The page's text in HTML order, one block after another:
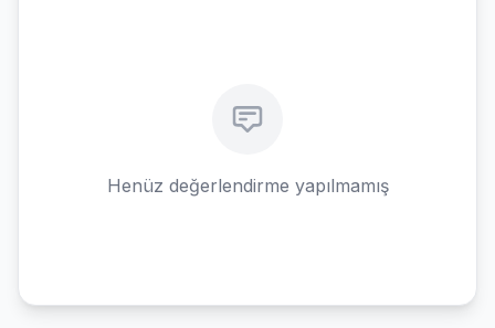
Henüz değerlendirme yapılmamış